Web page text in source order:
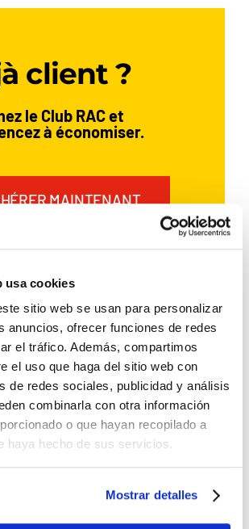
usa cookies
sitio web se usan para personalizar
anuncios, ofrecer funciones de redes
el tráfico. Además, compartimos
el uso que haga del sitio web con
de redes sociales, publicidad y análisis
combinarla con otra información
o que hayan recopilado a
haya hecho de sus servicios.
Mostrar detalles
client ?
le Club RAC et
à économiser.
MAINTENANT
avez déjà loué une voiture
a Car Dénia,
et profitez
exclusifs:
de remise
à
toutes vos
futures
et remises